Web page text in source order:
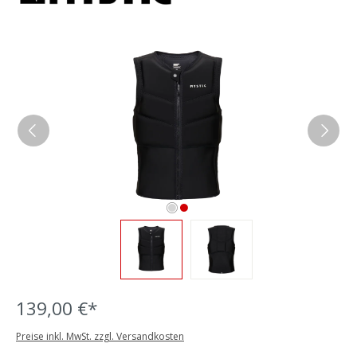
Bildergalerie überspringen
139,00 €*
Preise inkl. MwSt. zzgl. Versandkosten